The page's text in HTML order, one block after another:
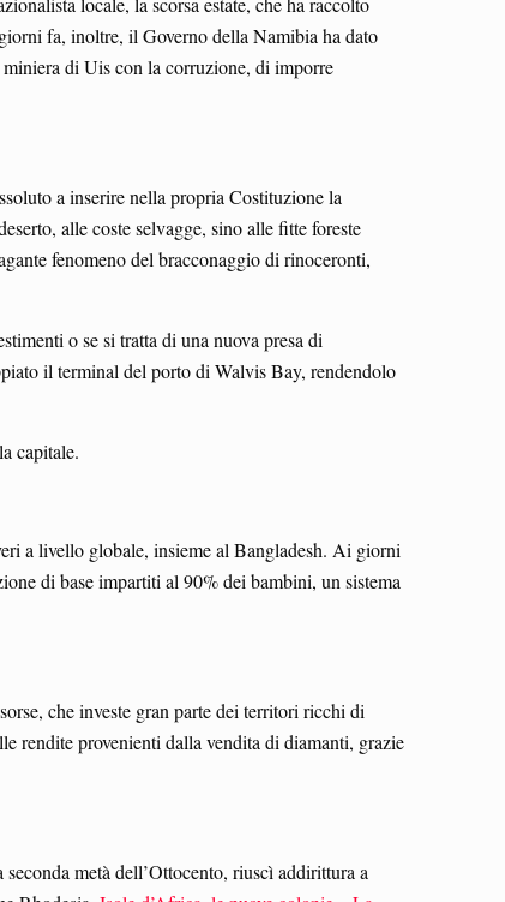
fa, inoltre, il Governo della Namibia ha dato
di Uis con la corruzione, di imporre
a inserire nella propria Costituzione la
alle coste selvagge, sino alle fitte foreste
fenomeno del bracconaggio di rinoceronti,
o se si tratta di una nuova presa di
il terminal del porto di Walvis Bay, rendendolo
capitale.
a livello globale, insieme al Bangladesh. Ai giorni
di base impartiti al 90% dei bambini, un sistema
che investe gran parte dei territori ricchi di
rendite provenienti dalla vendita di diamanti, grazie
metà dell’Ottocento, riuscì addirittura a